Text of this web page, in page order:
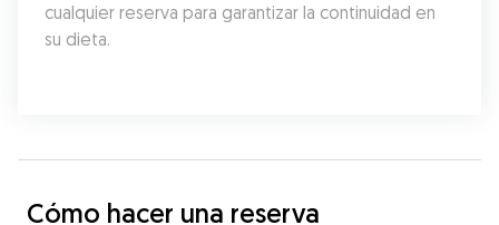
cualquier reserva para garantizar la continuidad en
su dieta.
Cómo hacer una reserva